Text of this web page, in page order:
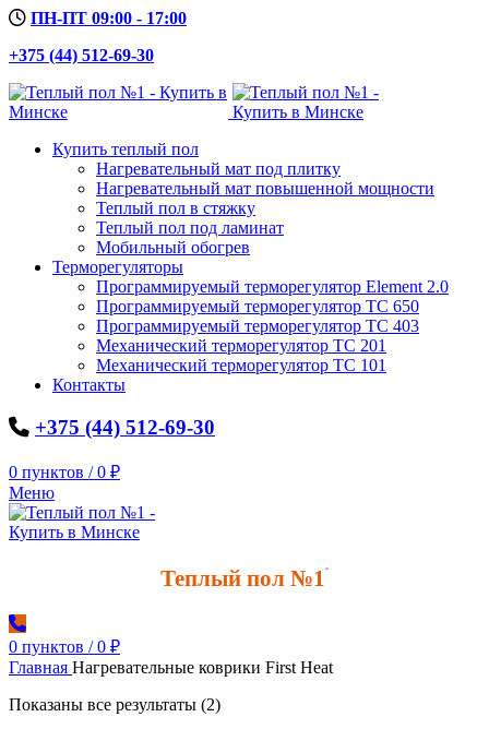
ПН-ПТ 09:00 - 17:00
+375 (44) 512-69-30
Купить теплый пол
Нагревательный мат под плитку
Нагревательный мат повышенной мощности
Теплый пол в стяжку
Теплый пол под ламинат
Мобильный обогрев
Терморегуляторы
Программируемый терморегулятор Element 2.0
Программируемый терморегулятор ТС 650
Программируемый терморегулятор ТС 403
Механический терморегулятор ТС 201
Механический терморегулятор ТС 101
Контакты
+375 (44) 512-69-30
0 пунктов / 0 ₽
Меню
Теплый пол №1 *
0 пунктов / 0 ₽
Главная Нагревательные коврики First Heat
Показаны все результаты (2)Сортировка: